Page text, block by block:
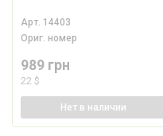
Арт. 14403
Ориг. номер
989 грн
22 $
Нет в наличии